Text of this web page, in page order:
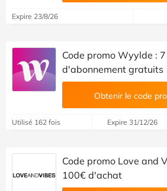
Expire 23/8/26
Code promo Wyylde :
d'abonnement gratuits
Obtenir le code
Utilisé 162 fois Expire 31/12/26
Code promo Love and
100€ d'achat